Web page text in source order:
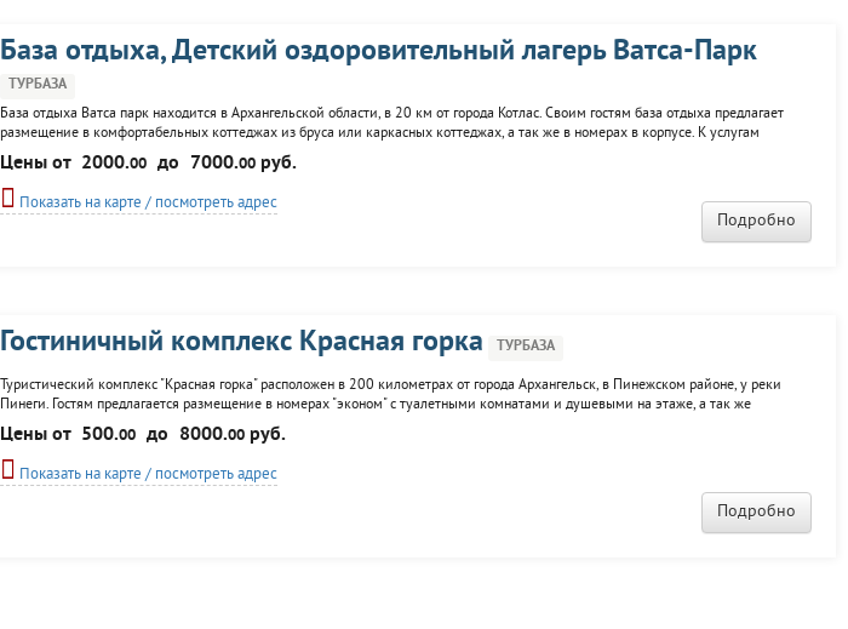
База отдыха, Детский оздоровительный лагерь Ватса-Парк
ТУРБАЗА
База отдыха Ватса парк находится в Архангельской области, в 20 км от города Котлас. Своим гостям база отдыха предлагает
размещение в комфортабельных коттеджах из бруса или каркасных коттеджах, а так же в номерах в корпусе. К услугам
отдыхающих сауна, прокат спортивного оборудования, ресторан. Для детей - детский лагерь. Арт-объекты базы: дерево
желаний, дерево влюблённых, дерево силы.
Цены от 2000.00 до 7000.00руб.
Показать на карте / посмотреть адрес
Подробно
Гостиничный комплекс Красная горка ТУРБАЗА
Туристический комплекс "Красная горка" расположен в 200 километрах от города Архангельск, в Пинежском районе, у реки
Пинеги. Гостям предлагается размещение в номерах "эконом" с туалетными комнатами и душевыми на этаже, а так же
трехкомнатные апартаменты со всеми удобствами и кухней в коттеджах. К услугам гостей ресторан, бар, деловой центр с
конференц-залом, залами для...
Цены от 500.00 до 8000.00руб.
Показать на карте / посмотреть адрес
Подробно